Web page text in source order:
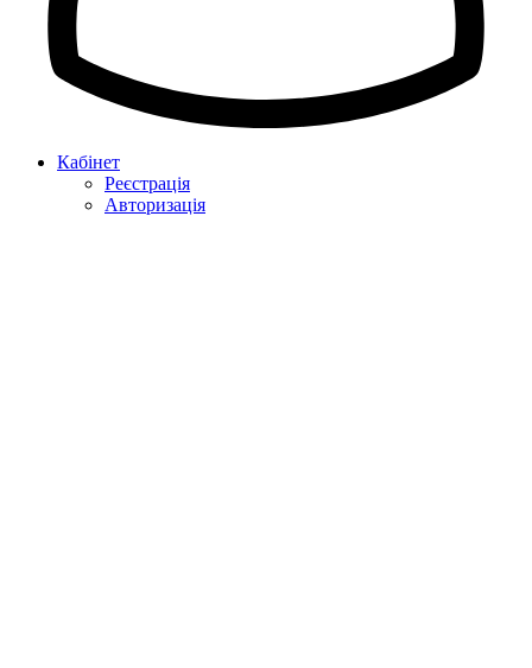
Кабінет
Реєстрація
Авторизація